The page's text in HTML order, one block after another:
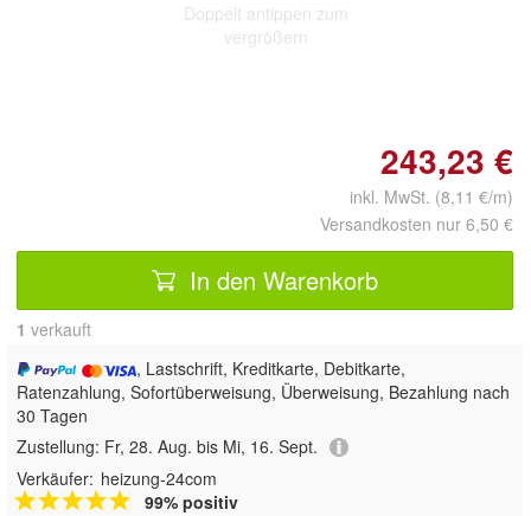
Doppelt antippen zum
vergrößern
243,23 €
inkl. MwSt. (8,11 €/m)
Versandkosten nur 6,50 €
In den Warenkorb
1 verkauft
, Lastschrift, Kreditkarte, Debitkarte,
Ratenzahlung, Sofortüberweisung, Überweisung, Bezahlung nach
30 Tagen
Zustellung: Fr, 28. Aug. bis Mi, 16. Sept.
Verkäufer: heizung-24com
99% positiv